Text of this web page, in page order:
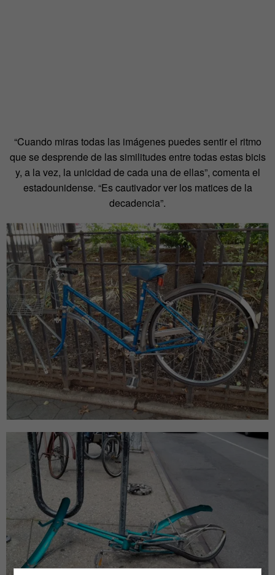
“Cuando miras todas las imágenes puedes sentir el ritmo
que se desprende de las similitudes entre todas estas bicis
y, a la vez, la unicidad de cada una de ellas”, comenta el
estadounidense. “Es cautivador ver los matices de la
decadencia”.